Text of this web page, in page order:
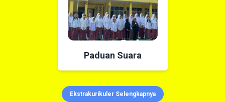
Paduan Suara
Ekstrakurikuler Selengkapnya